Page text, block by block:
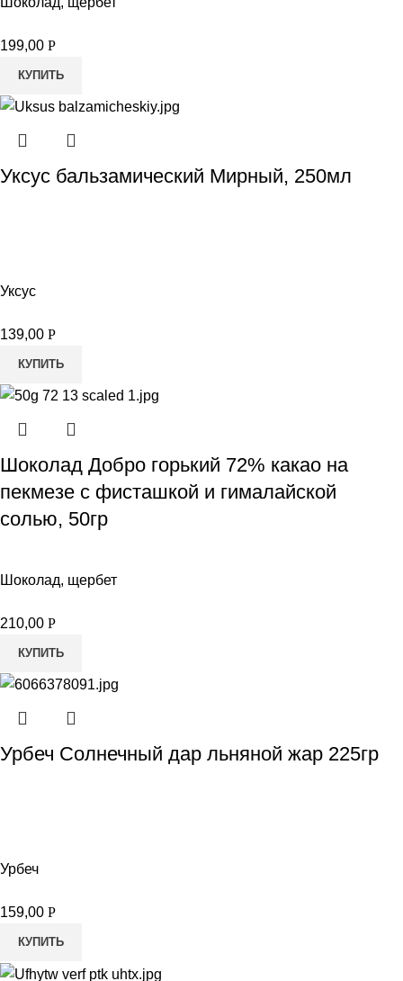
199,00 Р
КУПИТЬ
Уксус бальзамический Мирный, 250мл
Уксус
139,00 Р
КУПИТЬ
Шоколад Добро горький 72% какао на
пекмезе с фисташкой и гималайской
солью, 50гр
Шоколад, щербет
210,00 Р
КУПИТЬ
Урбеч Солнечный дар льняной жар 225гр
Урбеч
159,00 Р
КУПИТЬ